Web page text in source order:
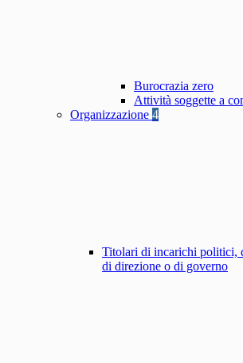
Burocrazia zero
Attività soggette a
Organizzazione 4
Titolari di incarichi politici,
di direzione o di governo